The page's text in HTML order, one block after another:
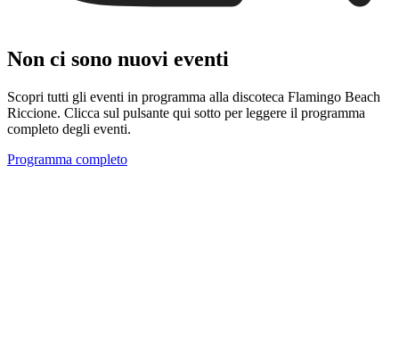
Non ci sono nuovi eventi
Scopri tutti gli eventi in programma alla discoteca Flamingo Beach
Riccione. Clicca sul pulsante qui sotto per leggere il programma
completo degli eventi.
Programma completo